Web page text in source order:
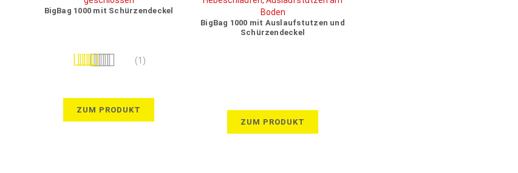
BigBag 1000 mit Schürzendeckel
Bewertung: (1)
ZUM PRODUKT
BigBag 1000 mit Auslaufstutzen und
Schürzendeckel
ZUM PRODUKT